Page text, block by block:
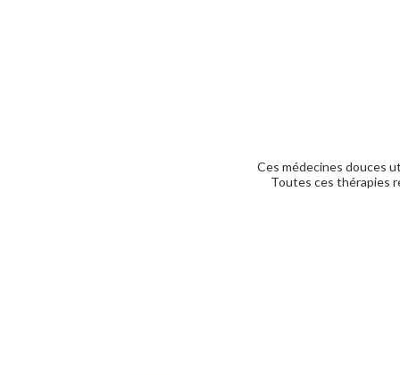
Ces médecines douces
Toutes ces thérapies